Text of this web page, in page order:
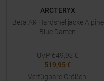
ARCTERYX
Beta AR Hardshelljacke Alpine
Blue Damen
UVP 649,95 €
519,95 €
Verfügbare Größen: